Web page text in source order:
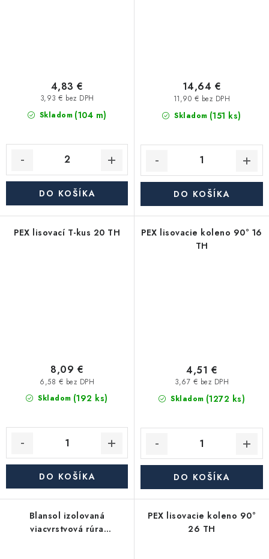
Skladom (104 m)
3,93 € bez DPH
4,83 €
DO KOŠÍKA
Skladom (151 ks)
11,90 € bez DPH
14,64 €
DO KOŠÍKA
PEX lisovací T-kus 20 TH
Skladom (192 ks)
6,58 € bez DPH
8,09 €
DO KOŠÍKA
PEX lisovacie koleno 90° 16
TH
Skladom (1272 ks)
3,67 € bez DPH
4,51 €
DO KOŠÍKA
Blansol izolovaná
viacvrstvová rúra
PEX lisovacie koleno 90°
26 TH